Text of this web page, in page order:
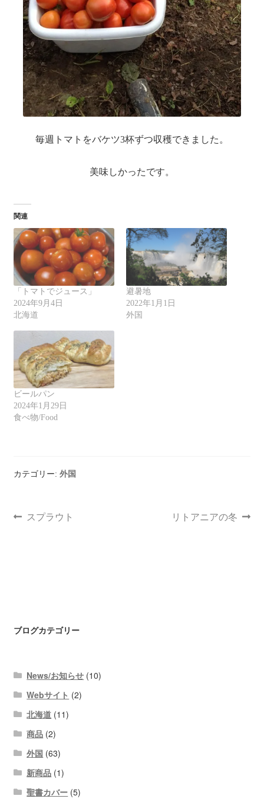
毎週トマトをバケツ3杯ずつ収穫できました。
美味しかったです。
関連
「トマトでジュース」
2024年9月4日
北海道
避暑地
2022年1月1日
外国
ビールパン
2024年1月29日
食べ物/Food
カテゴリー: 外国
スプラウト リトアニアの冬
ブログカテゴリー
News/お知らせ (10)
Webサイト (2)
北海道 (11)
商品 (2)
外国 (63)
新商品 (1)
聖書カバー (5)